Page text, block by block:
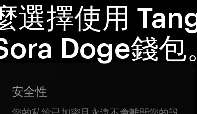
選擇使用
Doge錢包
安全性